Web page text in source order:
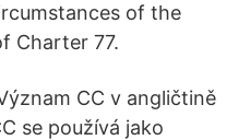
of the
Charter 77.
CC v angličtině
se používá jako